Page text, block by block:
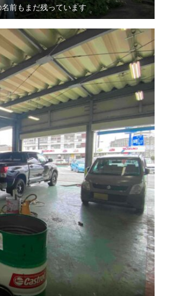
前もまだ残っています